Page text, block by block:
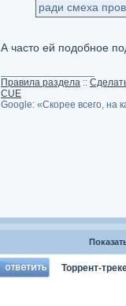
ради смеха
А часто ей подобное
Правила раздела ::
CUE
Google: «Скорее всего, на
Торрент-